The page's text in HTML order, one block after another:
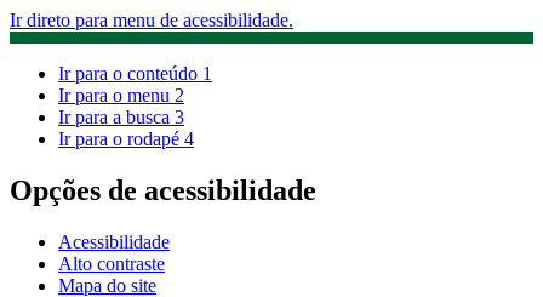
Ir direto para menu de acessibilidade.
Ir para o conteúdo 1
Ir para o menu 2
Ir para a busca 3
Ir para o rodapé 4
Opções de acessibilidade
Acessibilidade
Alto contraste
Mapa do site